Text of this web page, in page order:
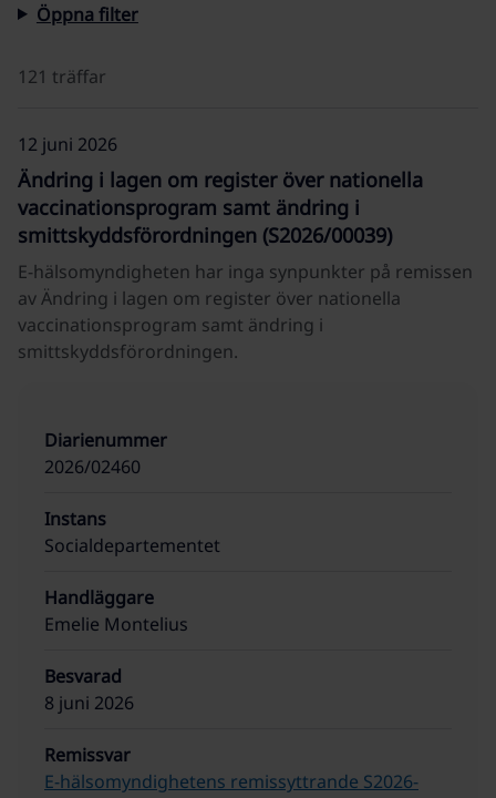
Öppna filter
121 träffar
Ändring i lagen om register över nationella
vaccinationsprogram samt ändring i
smittskyddsförordningen (S2026/00039)
12 juni 2026
E-hälsomyndigheten har inga synpunkter på remissen
av Ändring i lagen om register över nationella
vaccinationsprogram samt ändring i
smittskyddsförordningen.
Diarienummer
2026/02460
Instans
Socialdepartementet
Handläggare
Emelie Montelius
Besvarad
8 juni 2026
Remissvar
E-hälsomyndighetens remissyttrande S2026-